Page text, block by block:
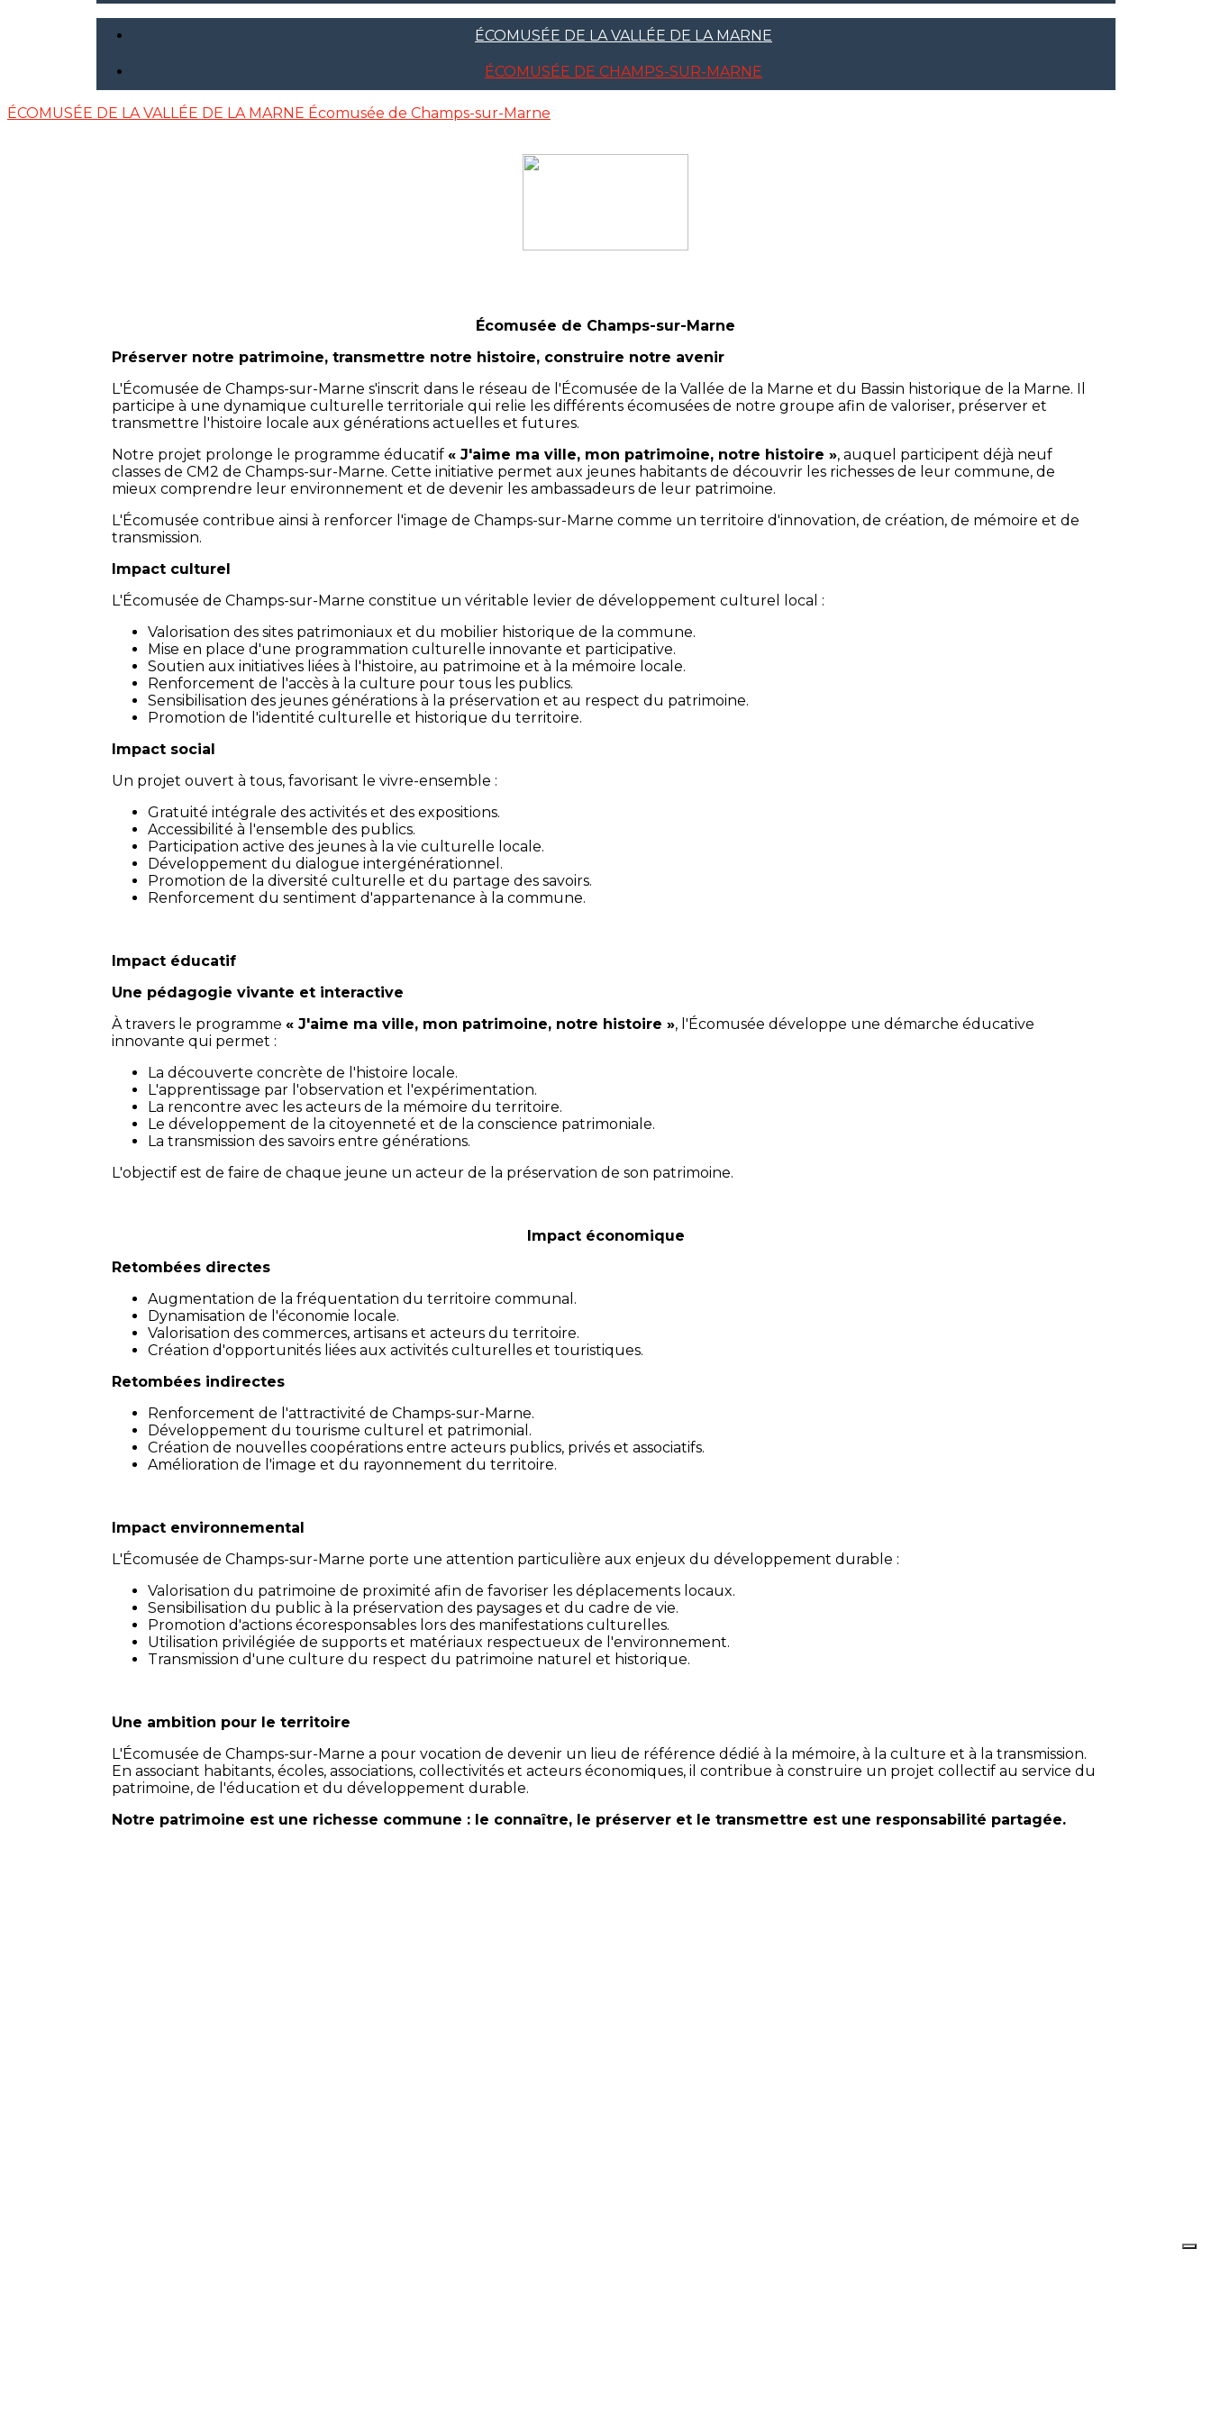
ÉCOMUSÉE DE LA VALLÉE DE LA MARNE
ÉCOMUSÉE DE CHAMPS-SUR-MARNE
ÉCOMUSÉE DE LA VALLÉE DE LA MARNE Écomusée de Champs-sur-Marne
Écomusée de Champs-sur-Marne
Préserver notre patrimoine, transmettre notre histoire, construire notre avenir
L'Écomusée de Champs-sur-Marne s'inscrit dans le réseau de l'Écomusée de la Vallée de la Marne et du Bassin historique de la Marne. Il
participe à une dynamique culturelle territoriale qui relie les différents écomusées de notre groupe afin de valoriser, préserver et
transmettre l'histoire locale aux générations actuelles et futures.
Notre projet prolonge le programme éducatif « J'aime ma ville, mon patrimoine, notre histoire », auquel participent déjà neuf
classes de CM2 de Champs-sur-Marne. Cette initiative permet aux jeunes habitants de découvrir les richesses de leur commune, de
mieux comprendre leur environnement et de devenir les ambassadeurs de leur patrimoine.
L'Écomusée contribue ainsi à renforcer l'image de Champs-sur-Marne comme un territoire d'innovation, de création, de mémoire et de
transmission.
Impact culturel
L'Écomusée de Champs-sur-Marne constitue un véritable levier de développement culturel local :
Valorisation des sites patrimoniaux et du mobilier historique de la commune.
Mise en place d'une programmation culturelle innovante et participative.
Soutien aux initiatives liées à l'histoire, au patrimoine et à la mémoire locale.
Renforcement de l'accès à la culture pour tous les publics.
Sensibilisation des jeunes générations à la préservation et au respect du patrimoine.
Promotion de l'identité culturelle et historique du territoire.
Impact social
Un projet ouvert à tous, favorisant le vivre-ensemble :
Gratuité intégrale des activités et des expositions.
Accessibilité à l'ensemble des publics.
Participation active des jeunes à la vie culturelle locale.
Développement du dialogue intergénérationnel.
Promotion de la diversité culturelle et du partage des savoirs.
Renforcement du sentiment d'appartenance à la commune.
Impact éducatif
Une pédagogie vivante et interactive
À travers le programme « J'aime ma ville, mon patrimoine, notre histoire », l'Écomusée développe une démarche éducative
innovante qui permet :
La découverte concrète de l'histoire locale.
L'apprentissage par l'observation et l'expérimentation.
La rencontre avec les acteurs de la mémoire du territoire.
Le développement de la citoyenneté et de la conscience patrimoniale.
La transmission des savoirs entre générations.
L'objectif est de faire de chaque jeune un acteur de la préservation de son patrimoine.
Impact économique
Retombées directes
Augmentation de la fréquentation du territoire communal.
Dynamisation de l'économie locale.
Valorisation des commerces, artisans et acteurs du territoire.
Création d'opportunités liées aux activités culturelles et touristiques.
Retombées indirectes
Renforcement de l'attractivité de Champs-sur-Marne.
Développement du tourisme culturel et patrimonial.
Création de nouvelles coopérations entre acteurs publics, privés et associatifs.
Amélioration de l'image et du rayonnement du territoire.
Impact environnemental
L'Écomusée de Champs-sur-Marne porte une attention particulière aux enjeux du développement durable :
Valorisation du patrimoine de proximité afin de favoriser les déplacements locaux.
Sensibilisation du public à la préservation des paysages et du cadre de vie.
Promotion d'actions écoresponsables lors des manifestations culturelles.
Utilisation privilégiée de supports et matériaux respectueux de l'environnement.
Transmission d'une culture du respect du patrimoine naturel et historique.
Une ambition pour le territoire
L'Écomusée de Champs-sur-Marne a pour vocation de devenir un lieu de référence dédié à la mémoire, à la culture et à la transmission.
En associant habitants, écoles, associations, collectivités et acteurs économiques, il contribue à construire un projet collectif au service du
patrimoine, de l'éducation et du développement durable.
Notre patrimoine est une richesse commune : le connaître, le préserver et le transmettre est une responsabilité partagée.